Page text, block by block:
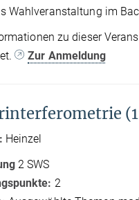
Wahlveranstaltung im
zu dieser
Zur Anmeldung
Heinzel
2 SWS
2